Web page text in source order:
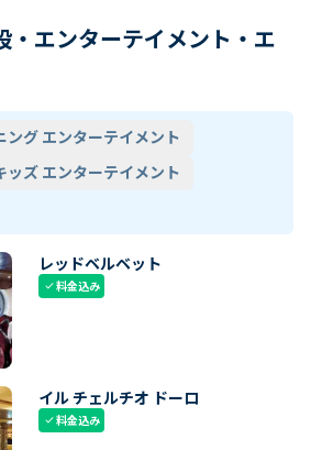
・エンターテイメント・エ
ング エンターテイメント
ッズ エンターテイメント
レッドベルベット
check料金込み
イル チェルチオ ドーロ
check料金込み